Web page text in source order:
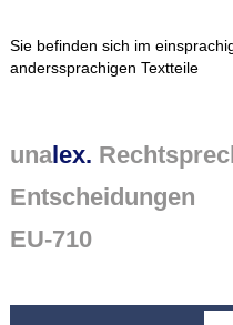
Normtexte
Rechtsprechung
Sie befinden sich im
anderssprachigen Textteile
unalex.
Entscheidungen
EU-710